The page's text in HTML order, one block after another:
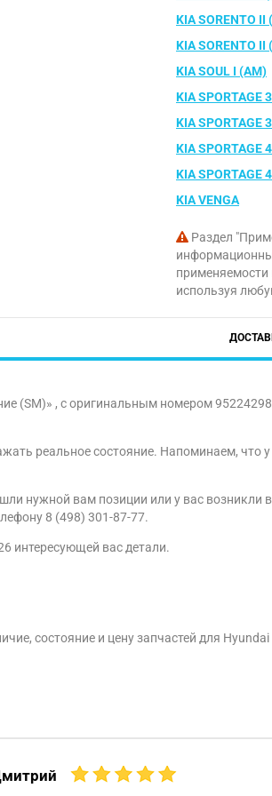
KIA SORENTO II
KIA SORENTO
KIA SOUL I (AM)
KIA SPORTAGE
KIA SPORTAGE
KIA
KIA SPORTAGE
KIA VENGA
Раздел
применяемости
используя
(SM)» , с оригинальным номером
реальное состояние. Напоминаем, что
нужной вам позиции или у вас возникли
8 (498) 301-87-77.
интересующей вас детали.
состояние и цену запчастей для Hyundai